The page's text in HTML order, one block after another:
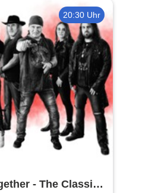
20:30 Uhr
- The Classic-